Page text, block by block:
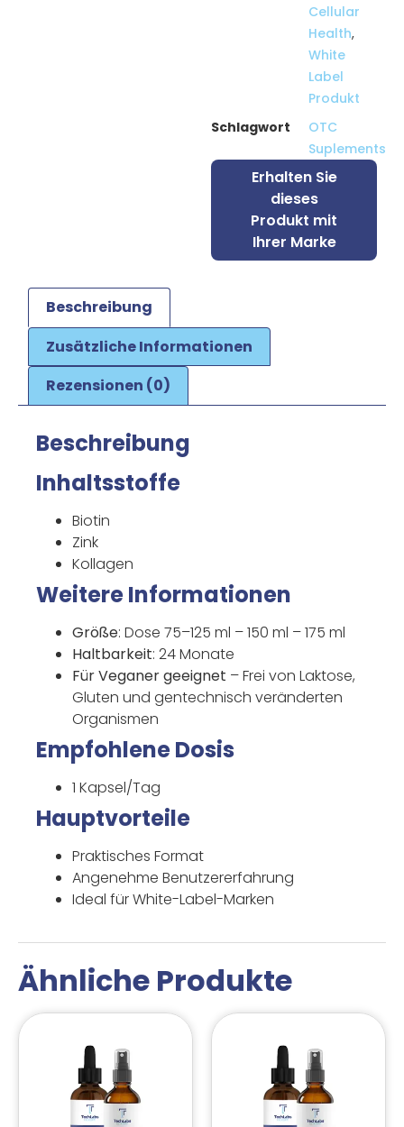
Cellular
Health,
White
Label
Produkt
Schlagwort
OTC
Suplements
Erhalten Sie
dieses
Produkt mit
Ihrer Marke
Beschreibung
Zusätzliche Informationen
Rezensionen (0)
Beschreibung
Inhaltsstoffe
Biotin
Zink
Kollagen
Weitere Informationen
Größe: Dose 75–125 ml – 150 ml – 175 ml
Haltbarkeit: 24 Monate
Für Veganer geeignet – Frei von Laktose,
Gluten und gentechnisch veränderten
Organismen
Empfohlene Dosis
1 Kapsel/Tag
Hauptvorteile
Praktisches Format
Angenehme Benutzererfahrung
Ideal für White-Label-Marken
Ähnliche Produkte